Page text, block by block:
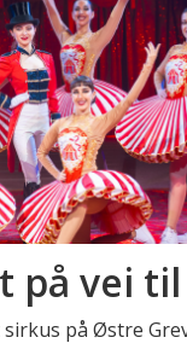
på vei
på Østre